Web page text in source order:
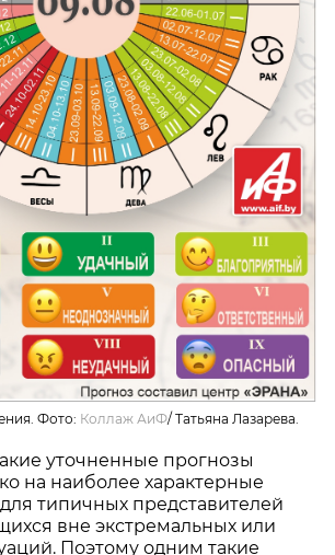
Фото: Коллаж АиФ/Татьяна Лазарева.
уточненные прогнозы
на наиболее характерные
типичных представителей
вне экстремальных или
Поэтому одним такие